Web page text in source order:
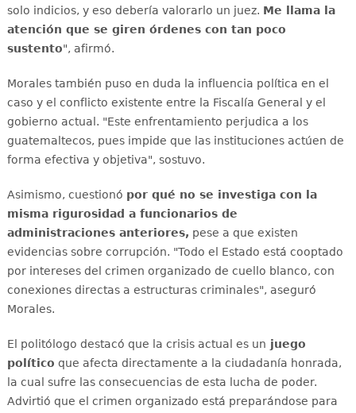
solo indicios, y eso debería valorarlo un juez. Me llama la
atención que se giren órdenes con tan poco
sustento", afirmó.
Morales también puso en duda la influencia política en el
caso y el conflicto existente entre la Fiscalía General y el
gobierno actual. "Este enfrentamiento perjudica a los
guatemaltecos, pues impide que las instituciones actúen de
forma efectiva y objetiva", sostuvo.
Asimismo, cuestionó por qué no se investiga con la
misma rigurosidad a funcionarios de
administraciones anteriores, pese a que existen
evidencias sobre corrupción. "Todo el Estado está cooptado
por intereses del crimen organizado de cuello blanco, con
conexiones directas a estructuras criminales", aseguró
Morales.
El politólogo destacó que la crisis actual es un juego
político que afecta directamente a la ciudadanía honrada,
la cual sufre las consecuencias de esta lucha de poder.
Advirtió que el crimen organizado está preparándose para